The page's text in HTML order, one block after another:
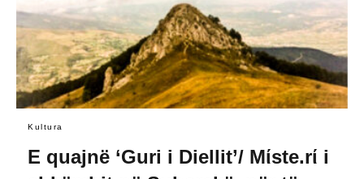
Kultura
E quajnë ‘Guri i Diellit’/ Mίste.rί i